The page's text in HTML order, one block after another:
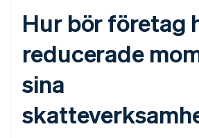
Hur bör företag
reducerade
sina